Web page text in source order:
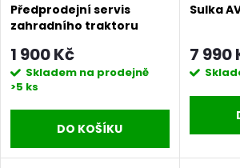
Předprodejní servis
zahradního traktoru
1 900 Kč
Skladem na prodejně
>5 ks
DO KOŠÍKU
Sulka
7 990